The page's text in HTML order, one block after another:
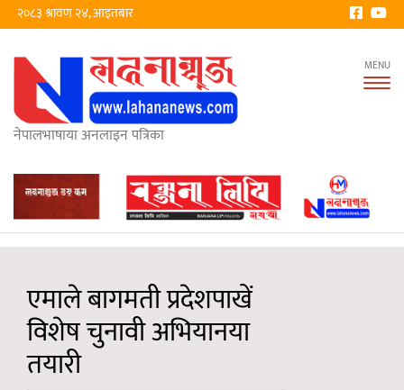
२०८३ श्रावण २४, आइतबार
नेपालभाषाया अनलाइन पत्रिका
एमाले बागमती प्रदेशपाखें
विशेष चुनावी अभियानया
तयारी